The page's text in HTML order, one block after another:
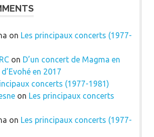
on Les principaux concerts (1977-
on D’un concert de Magma en
en 2017
concerts (1977-1981)
on Les principaux concerts
on Les principaux concerts (1977-